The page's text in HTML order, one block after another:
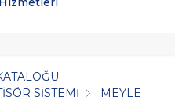
SİSTEMİ MEYLE